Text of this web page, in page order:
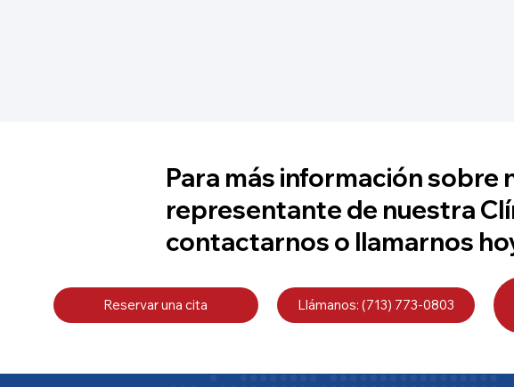
Para más información sobre
representante de nuestra
contactarnos o llamarnos
Reservar una cita Llámanos: (713) 773-0803